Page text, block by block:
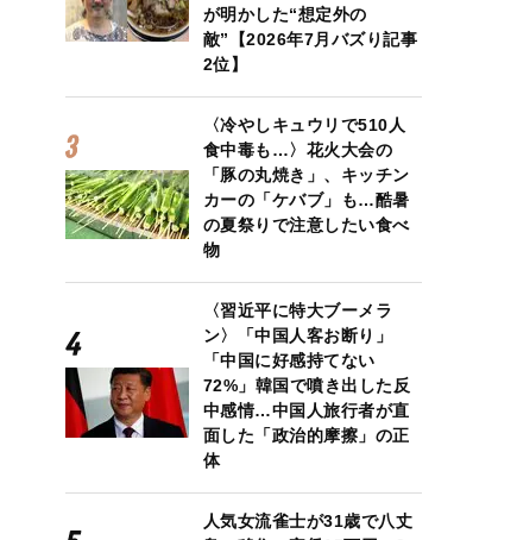
が明かした“想定外の
敵”【2026年7月バズり記事
2位】
〈冷やしキュウリで510人
食中毒も…〉花火大会の
「豚の丸焼き」、キッチン
カーの「ケバブ」も…酷暑
の夏祭りで注意したい食べ
物
〈習近平に特大ブーメラ
ン〉「中国人客お断り」
「中国に好感持てない
72%」韓国で噴き出した反
中感情…中国人旅行者が直
面した「政治的摩擦」の正
体
人気女流雀士が31歳で八丈